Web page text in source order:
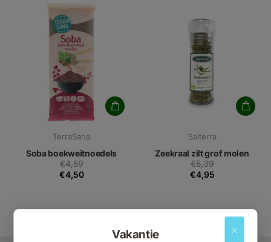
Vakantie
TerraSana
Soba boekweitnoedels
€4,59
€4,50
Salterra
Zeekraal zilt grof molen
€5,39
€4,95